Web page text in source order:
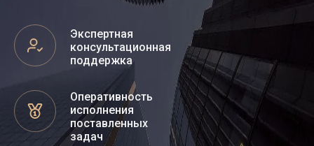
Экспертная
консультационная
поддержка
Оперативность
исполнения
поставленных
задач